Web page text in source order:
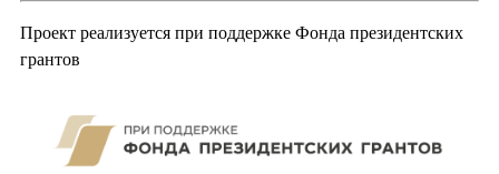
Проект реализуется при поддержке Фонда президентских
грантов